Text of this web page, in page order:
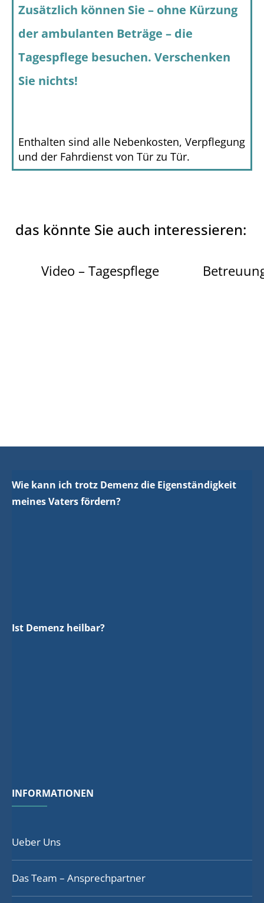
Zusätzlich können Sie – ohne Kürzung
der ambulanten Beträge – die
Tagespflege besuchen. Verschenken
Sie nichts!
Enthalten sind alle Nebenkosten, Verpflegung
und der Fahrdienst von Tür zu Tür.
das könnte Sie auch interessieren:
Video – Tagespflege
Wie kann ich trotz Demenz die Eigenständigkeit
meines Vaters fördern?
Ist Demenz heilbar?
INFORMATIONEN
Ueber Uns
Das Team – Ansprechpartner
anmelden -
melden Sie sich jetzt an und verpassen Sie keine
zur Newsletter-Anmeldung